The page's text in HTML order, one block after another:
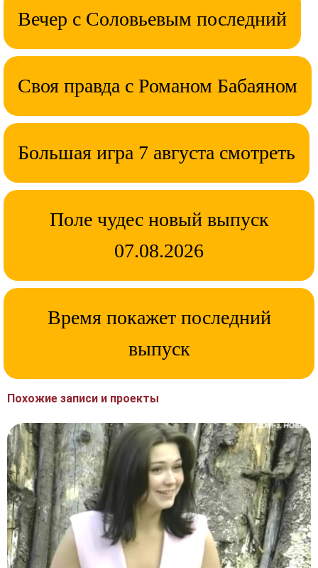
Вечер с Соловьевым последний
Своя правда с Романом Бабаяном
Большая игра 7 августа смотреть
Поле чудес новый выпуск
07.08.2026
Время покажет последний
выпуск
Похожие записи и проекты